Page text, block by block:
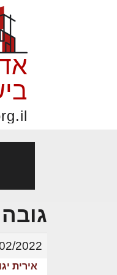
13/02/2022
אירית